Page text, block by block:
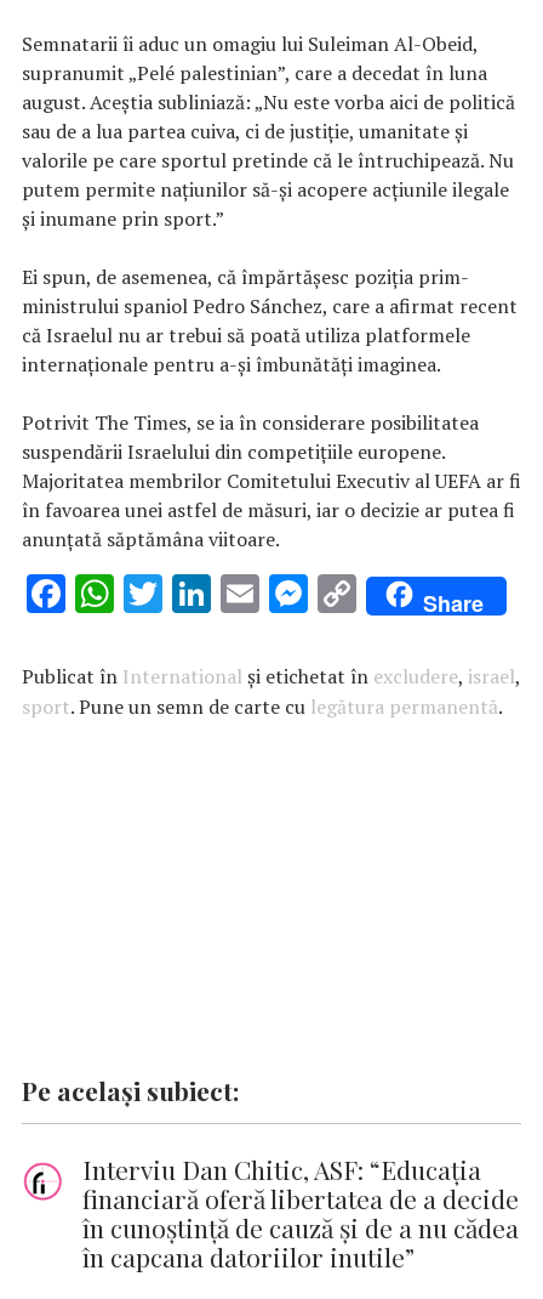
Semnatarii îi aduc un omagiu lui Suleiman Al-Obeid,
supranumit „Pelé palestinian”, care a decedat în luna
august. Aceştia subliniază: „Nu este vorba aici de politică
sau de a lua partea cuiva, ci de justiţie, umanitate şi
valorile pe care sportul pretinde că le întruchipează. Nu
putem permite naţiunilor să-şi acopere acţiunile ilegale
şi inumane prin sport.”
Ei spun, de asemenea, că împărtăşesc poziţia prim-
ministrului spaniol Pedro Sánchez, care a afirmat recent
că Israelul nu ar trebui să poată utiliza platformele
internaţionale pentru a-şi îmbunătăţi imaginea.
Potrivit The Times, se ia în considerare posibilitatea
suspendării Israelului din competiţiile europene.
Majoritatea membrilor Comitetului Executiv al UEFA ar fi
în favoarea unei astfel de măsuri, iar o decizie ar putea fi
anunţată săptămâna viitoare.
F
e
b
W
at
s
T
it
te
Li
k
e
E
ai
l
M
se
n
C
o
p
y
Share
Publicat în International și etichetat în excludere, israel,
sport. Pune un semn de carte cu legătura permanentă.
Pe același subiect:
Interviu Dan Chitic, ASF: “Educația
financiară oferă libertatea de a decide
în cunoștință de cauză și de a nu cădea
în capcana datoriilor inutile”